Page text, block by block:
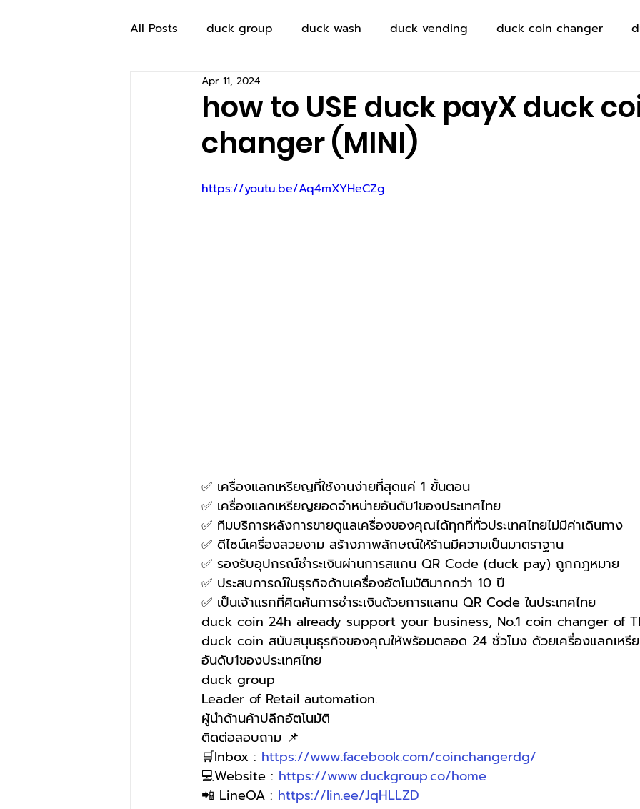
All Posts duck group duck wash duck vending duck coin changer
how to USE duck payX duck
changer (MINI)
Apr 11, 2024
https://youtu.be/Aq4mXYHeCZg
✅ เครื่องแลกเหรียญที่ใช้งานง่ายที่สุดแค่ 1 ขั้นตอน
✅ เครื่องแลกเหรียญยอดจำหน่ายอันดับ1ของประเทศไทย
✅ ทีมบริการหลังการขายดูแลเครื่องของคุณได้ทุกที่ทั่วประเทศไทยไม่มีค่าเดินทาง
✅ ดีไซน์เครื่องสวยงาม สร้างภาพลักษณ์ให้ร้านมีความเป็นมาตราฐาน
✅ รองรับอุปกรณ์ชำระเงินผ่านการสแกน QR Code (duck pay) ถูกกฎหมาย
✅ ประสบการณ์ในธุรกิจด้านเครื่องอัตโนมัติมากกว่า 10 ปี
✅ เป็นเจ้าเเรกที่คิดค้นการชำระเงินด้วยการแสกน QR Code ในประเทศไทย
duck coin 24h already support your business, No.1 coin changer of
duck coin สนับสนุนธุรกิจของคุณให้พร้อมตลอด 24 ชั่วโมง ด้วยเครื่องแลกเหรี
อันดับ1ของประเทศไทย
duck group
Leader of Retail automation.
ผู้นำด้านค้าปลีกอัตโนมัติ
ติดต่อสอบถาม 📌
🛒Inbox : https://www.facebook.com/coinchangerdg/
💻Website : https://www.duckgroup.co/home
📲 LineOA : https://lin.ee/JqHLLZD